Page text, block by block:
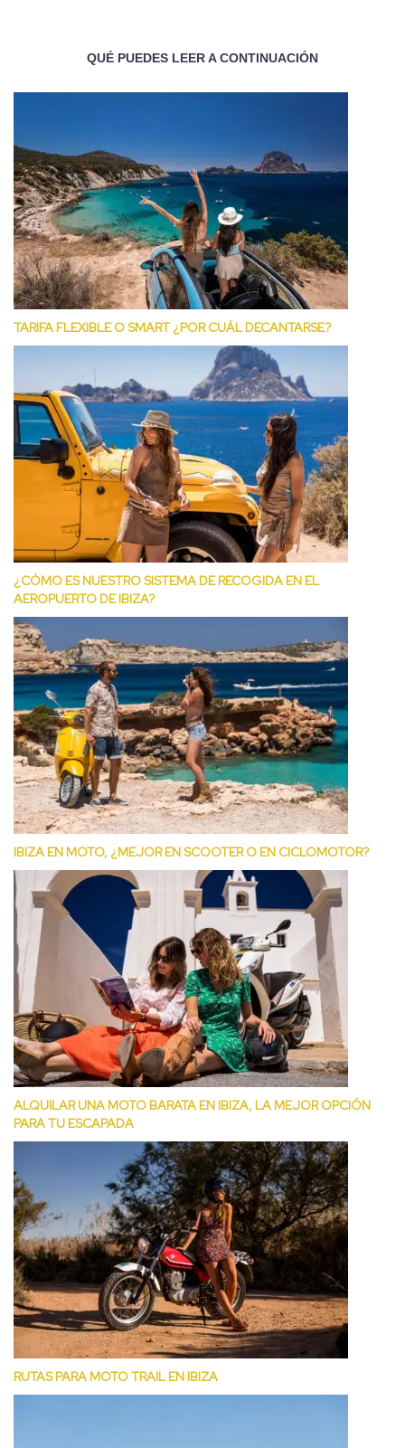
QUÉ PUEDES LEER A CONTINUACIÓN
TARIFA FLEXIBLE O SMART ¿POR CUÁL DECANTARSE?
¿CÓMO ES NUESTRO SISTEMA DE RECOGIDA EN EL
AEROPUERTO DE IBIZA?
IBIZA EN MOTO, ¿MEJOR EN SCOOTER O EN CICLOMOTOR?
ALQUILAR UNA MOTO BARATA EN IBIZA, LA MEJOR OPCIÓN
PARA TU ESCAPADA
RUTAS PARA MOTO TRAIL EN IBIZA